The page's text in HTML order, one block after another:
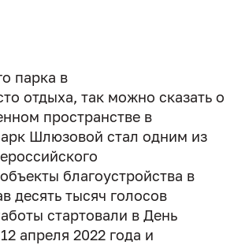
парка в
отдыха, так можно сказать о
пространстве в
Шлюзовой стал одним из
благоустройства в
десять тысяч голосов
стартовали в День
апреля 2022 года и